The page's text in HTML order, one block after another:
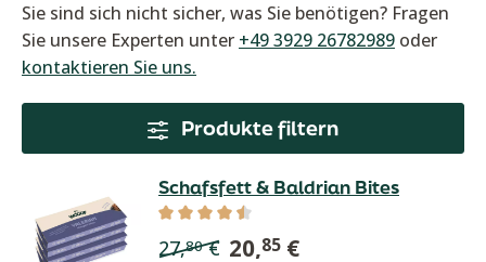
Sie sind sich nicht sicher, was Sie benötigen? Fragen
Sie unsere Experten unter +49 3929 26782989 oder
kontaktieren Sie uns.
Produkte filtern
Schafsfett & Baldrian Bites
Durchschnittliche Bewertung von 4.5
20,85 €
27,80€